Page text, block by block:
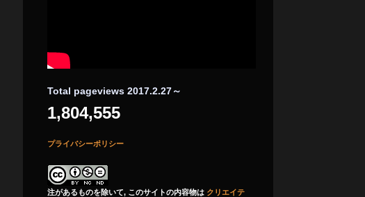
Total pageviews 2017.2.27～
1,804,555
プライバシーポリシー
注があるものを除いて, このサイトの内容物は クリエイテ